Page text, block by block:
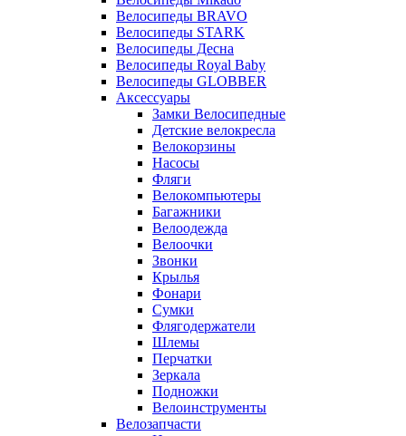
Велосипеды BRAVO
Велосипеды STARK
Велосипеды Десна
Велосипеды Royal Baby
Велосипеды GLOBBER
Аксессуары
Замки Велосипедные
Детские велокресла
Велокорзины
Насосы
Фляги
Велокомпьютеры
Багажники
Велоодежда
Велоочки
Звонки
Крылья
Фонари
Сумки
Флягодержатели
Шлемы
Перчатки
Зеркала
Подножки
Велоинструменты
Велозапчасти